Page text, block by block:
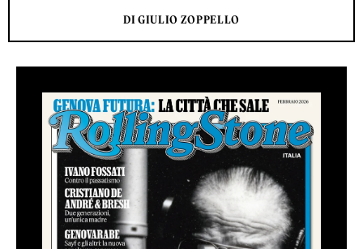
DI GIULIO ZOPPELLO